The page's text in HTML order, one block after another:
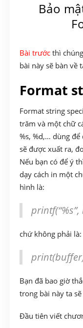
Bảo
Bài trước thì
bài này sẽ bàn về
Format
Format string
trăm và một chữ
%s, %d,… dùng
sẽ được xuất ra,
Nếu bạn có để ý
dạy cách in một
hình là:
chứ không phải là:
Bạn đã bao giờ
trong bài này ta
Đầu tiên viết